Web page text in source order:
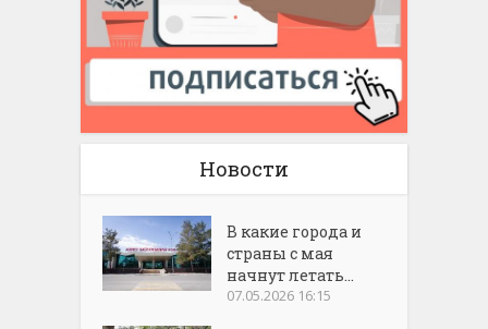
Новости
В какие города и
страны с мая
начнут летать...
07.05.2026 16:15